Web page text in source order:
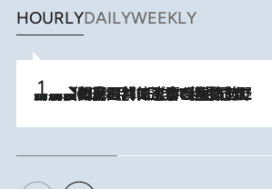
HOURLYDAILYWEEKLY
2026.8.8
「最後に見られてよかった」上野動物園の東園パンダ舎が解体前に特別公開。8月16日まで延長されたパネル展と共に辿る“半世紀”のパンダ飼育《解体工事の図面あり》